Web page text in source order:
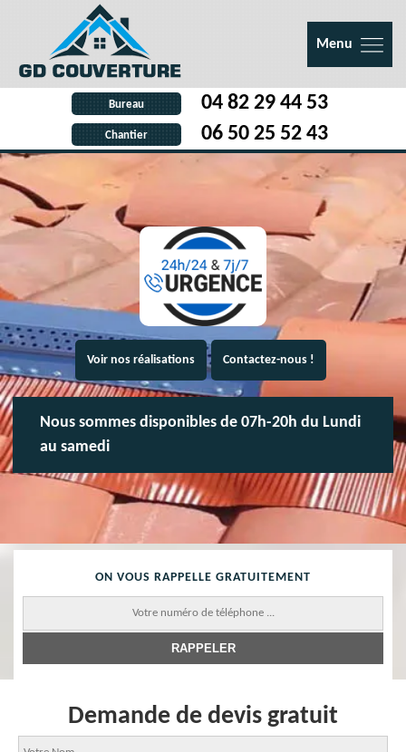
Menu
Bureau 04 82 29 44 53
Chantier 06 50 25 52 43
Voir nos réalisations Contactez-nous !
Nous sommes disponibles de 07h-20h du Lundi
au samedi
ON VOUS RAPPELLE GRATUITEMENT
Demande de devis gratuit